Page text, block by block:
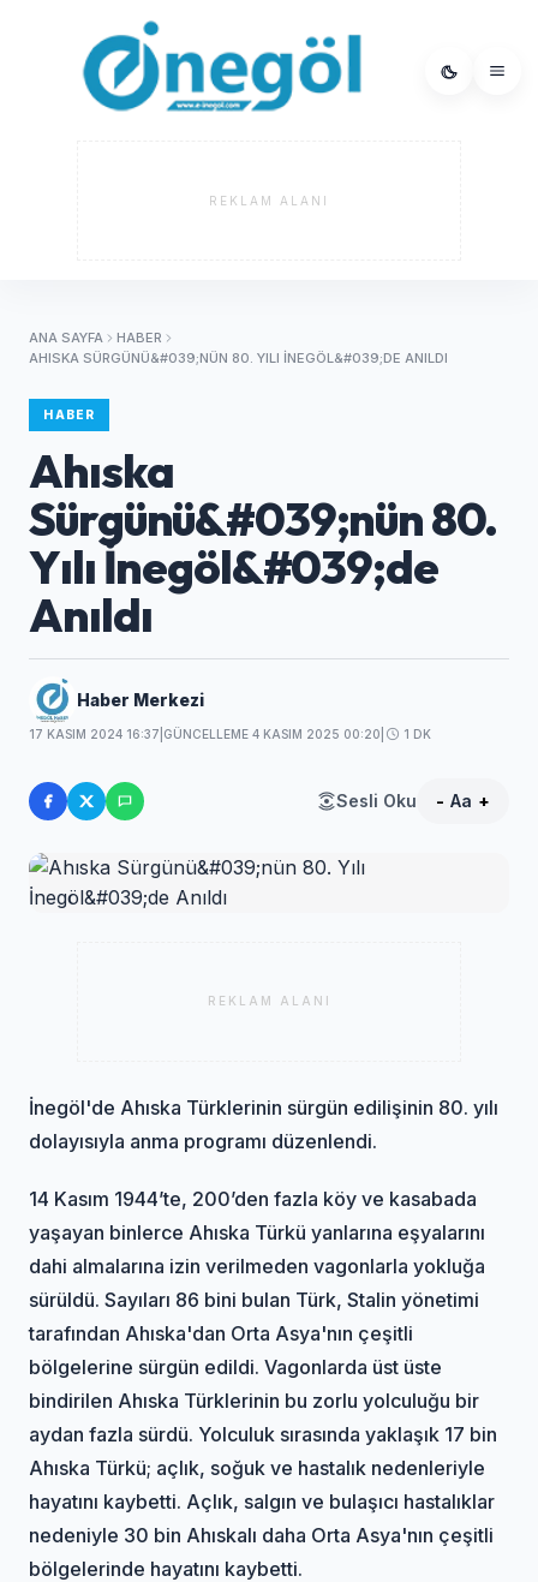
REKLAM ALANI
ANA SAYFA
HABER
AHISKA SÜRGÜNÜ&#039;NÜN 80. YILI İNEGÖL&#039;DE ANILDI
HABER
Ahıska
Sürgünü&#039;nün 80.
Yılı İnegöl&#039;de
Anıldı
Haber Merkezi
17 KASIM 2024 16:37 GÜNCELLEME 4 KASIM 2025 00:20 1 DK
Sesli Oku - Aa +
REKLAM ALANI
İnegöl'de Ahıska Türklerinin sürgün edilişinin 80. yılı
dolayısıyla anma programı düzenlendi.
14 Kasım 1944’te, 200’den fazla köy ve kasabada
yaşayan binlerce Ahıska Türkü yanlarına eşyalarını
dahi almalarına izin verilmeden vagonlarla yokluğa
sürüldü. Sayıları 86 bini bulan Türk, Stalin yönetimi
tarafından Ahıska'dan Orta Asya'nın çeşitli
bölgelerine sürgün edildi. Vagonlarda üst üste
bindirilen Ahıska Türklerinin bu zorlu yolculuğu bir
aydan fazla sürdü. Yolculuk sırasında yaklaşık 17 bin
Ahıska Türkü; açlık, soğuk ve hastalık nedenleriyle
hayatını kaybetti. Açlık, salgın ve bulaşıcı hastalıklar
nedeniyle 30 bin Ahıskalı daha Orta Asya'nın çeşitli
bölgelerinde hayatını kaybetti.